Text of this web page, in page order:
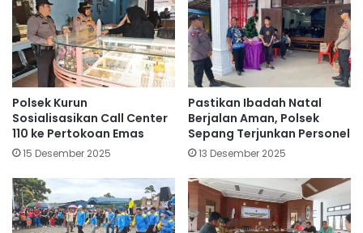
Polsek Kurun
Sosialisasikan Call Center
110 ke Pertokoan Emas
15 Desember 2025
Pastikan Ibadah Natal
Berjalan Aman, Polsek
Sepang Terjunkan Personel
13 Desember 2025